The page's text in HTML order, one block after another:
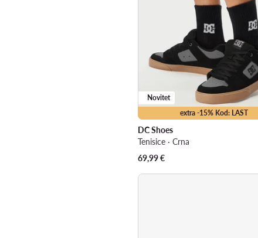
extra -15% Kod: LAST
Novitet
DC Shoes
Tenisice · Crna
69,99€